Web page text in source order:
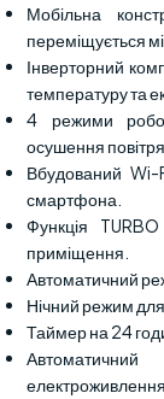
Мобільна
переміщується
Інверторний
температуру та
4 режими
осушення повітря.
Вбудований Wi-
смартфона.
Функція
приміщення.
Автоматичний
Нічний режим
Таймер на 24
електроживлення.